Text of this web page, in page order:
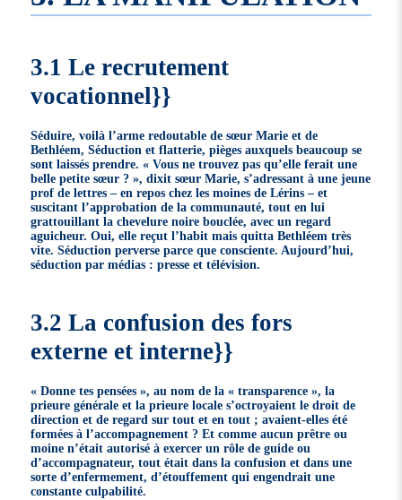
3.1 Le recrutement
vocationnel}}
Séduire, voilà l’arme redoutable de sœur Marie et de
Bethléem, Séduction et flatterie, pièges auxquels beaucoup se
sont laissés prendre. « Vous ne trouvez pas qu’elle ferait une
belle petite sœur ? », dixit sœur Marie, s’adressant à une jeune
prof de lettres – en repos chez les moines de Lérins – et
suscitant l’approbation de la communauté, tout en lui
grattouillant la chevelure noire bouclée, avec un regard
aguicheur. Oui, elle reçut l’habit mais quitta Bethléem très
vite. Séduction perverse parce que consciente. Aujourd’hui,
séduction par médias : presse et télévision.
3.2 La confusion des fors
externe et interne}}
« Donne tes pensées », au nom de la « transparence », la
prieure générale et la prieure locale s’octroyaient le droit de
direction et de regard sur tout et en tout ; avaient-elles été
formées à l’accompagnement ? Et comme aucun prêtre ou
moine n’était autorisé à exercer un rôle de guide ou
d’accompagnateur, tout était dans la confusion et dans une
sorte d’enfermement, d’étouffement qui engendrait une
constante culpabilité.